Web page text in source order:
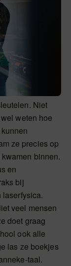
Niet
weten hoe
ze precies op
binnen.
en
bij
veel mensen
doet graag
ook alle
las ze boekjes
taal.